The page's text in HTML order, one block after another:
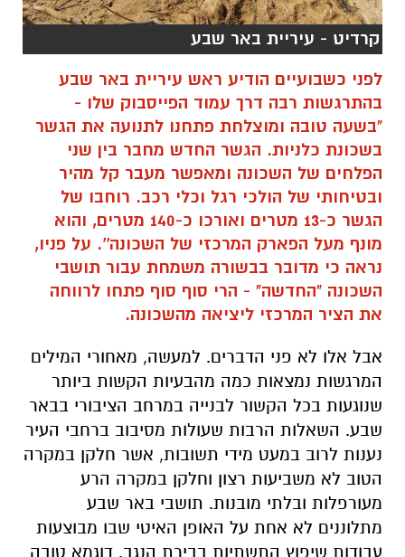
קרדיט - עיריית באר שבע
לפני כשבועיים הודיע ראש עיריית באר שבע
בהתרגשות רבה דרך עמוד הפייסבוק שלו -
"בשעה טובה ומוצלחת פתחנו לתנועה את הגשר
בשכונת כלניות. הגשר החדש מחבר בין שני
הפלחים של השכונה ומאפשר מעבר קל מהיר
ובטיחותי של הולכי רגל וכלי רכב. רוחבו של
הגשר כ-13 מטרים ואורכו כ-140 מטרים, והוא
מונף מעל הפארק המרכזי של השכונה''. על פניו,
נראה כי מדובר בבשורה משמחת עבור תושבי
השכונה "החדשה" - הרי סוף סוף פתחו לרווחה
את הציר המרכזי ליציאה מהשכונה.
אבל אלו לא פני הדברים. למעשה, מאחורי המילים
המרגשות נמצאות כמה מהבעיות הקשות ביותר
שנוגעות בכל הקשור לבנייה במרחב הציבורי בבאר
שבע. השאלות הרבות שעולות מסיבוב ברחבי העיר
נענות לרוב במעט מידי תשובות, אשר חלקן במקרה
הטוב לא משביעות רצון וחלקן במקרה הרע
מעורפלות ובלתי מובנות. תושבי באר שבע
מתלוננים לא אחת על האופן האיטי שבו מבוצעות
עבודות שיפוץ התשתיות בבירת הנגב. דוגמא טובה